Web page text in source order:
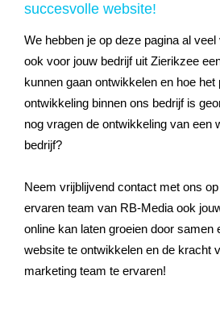
succesvolle website!
We hebben je op deze pagina al
ook voor jouw bedrijf uit Zierikzee
kunnen gaan ontwikkelen en hoe
ontwikkeling binnen ons bedrijf is
nog vragen de ontwikkeling van een
bedrijf?
Neem vrijblijvend contact met ons
ervaren team van RB-Media ook
online kan laten groeien door samen
website te ontwikkelen en de kracht
marketing team te ervaren!